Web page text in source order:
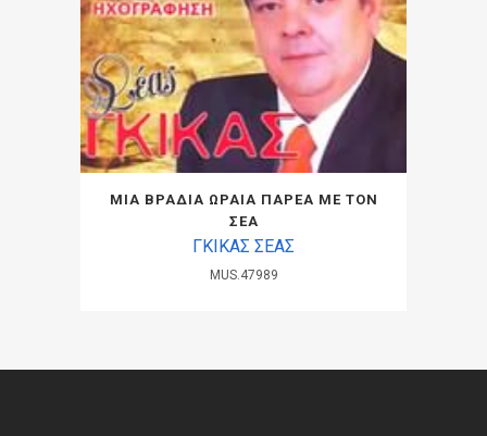
ΜΙΑ ΒΡΑΔΙΑ ΩΡΑΙΑ ΠΑΡΕΑ ΜΕ ΤΟΝ
ΣΕΑ
ΓΚΙΚΑΣ ΣΕΑΣ
MUS.47989